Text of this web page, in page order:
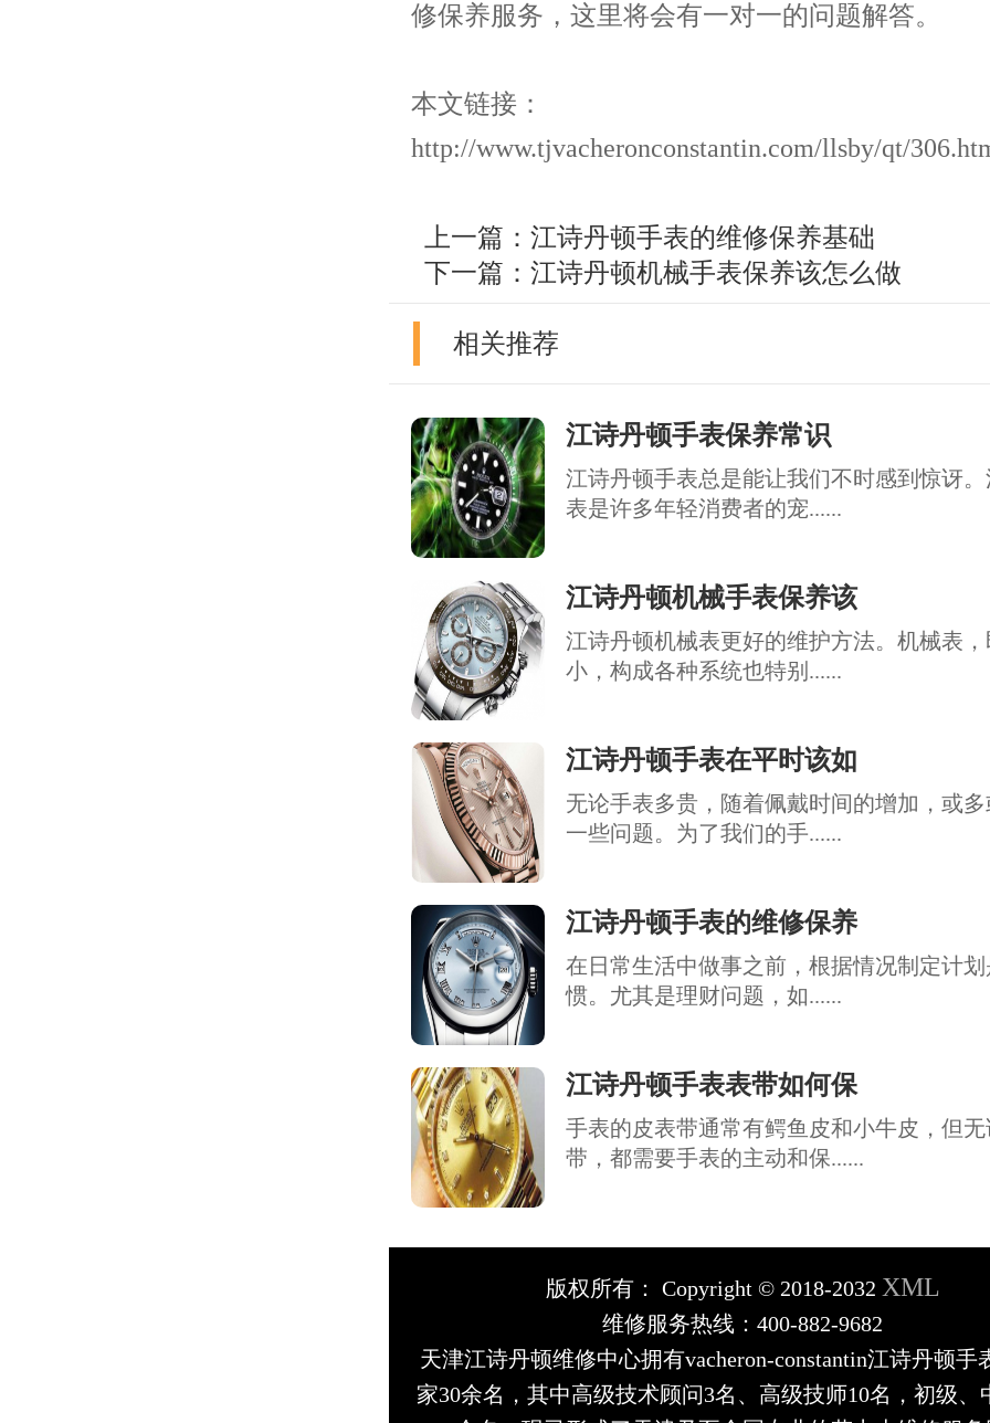
修保养服务，这里将会有一对一的问题解答。
本文链接：
http://www.tjvacheronconstantin.com/llsby/qt/
上一篇： 江诗丹顿手表的维修保养基础
下一篇： 江诗丹顿机械手表保养该怎么做
相关推荐
江诗丹顿手表保养常识
江诗丹顿手表总是能让我们不时感到惊讶
表是许多年轻消费者的宠......
江诗丹顿机械手表保养该
江诗丹顿机械表更好的维护方法。机械表
小，构成各种系统也特别......
江诗丹顿手表在平时该如
无论手表多贵，随着佩戴时间的增加，或
一些问题。为了我们的手......
江诗丹顿手表的维修保养
在日常生活中做事之前，根据情况制定计划
惯。尤其是理财问题，如......
江诗丹顿手表表带如何保
手表的皮表带通常有鳄鱼皮和小牛皮，但
带，都需要手表的主动和保......
版权所有： Copyright © 2018-2032 XML
维修服务热线：400-882-9682
天津江诗丹顿维修中心拥有vacheron-constantin江诗丹顿手
家30余名，其中高级技术顾问3名、高级技师10名，初级、